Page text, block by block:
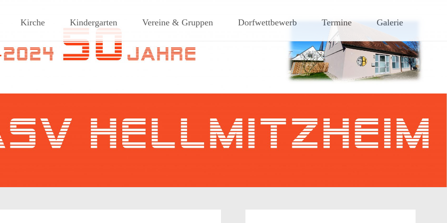
Dorf am Rande des südlichen Steigerwaldes
Kirche Kindergarten Vereine & Gruppen Dorfwettbewerb Termine Galerie